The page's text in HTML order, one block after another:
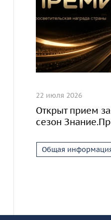
22 июля 2026
Открыт прием
сезон
Общая